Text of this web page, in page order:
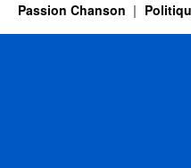
Passion Chanson